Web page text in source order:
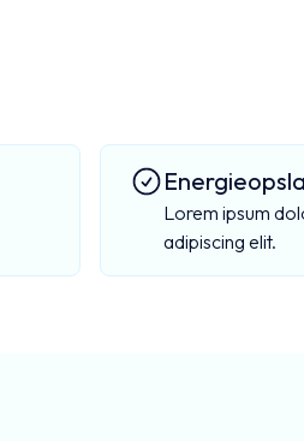
Lorem ipsum
adipiscing elit.